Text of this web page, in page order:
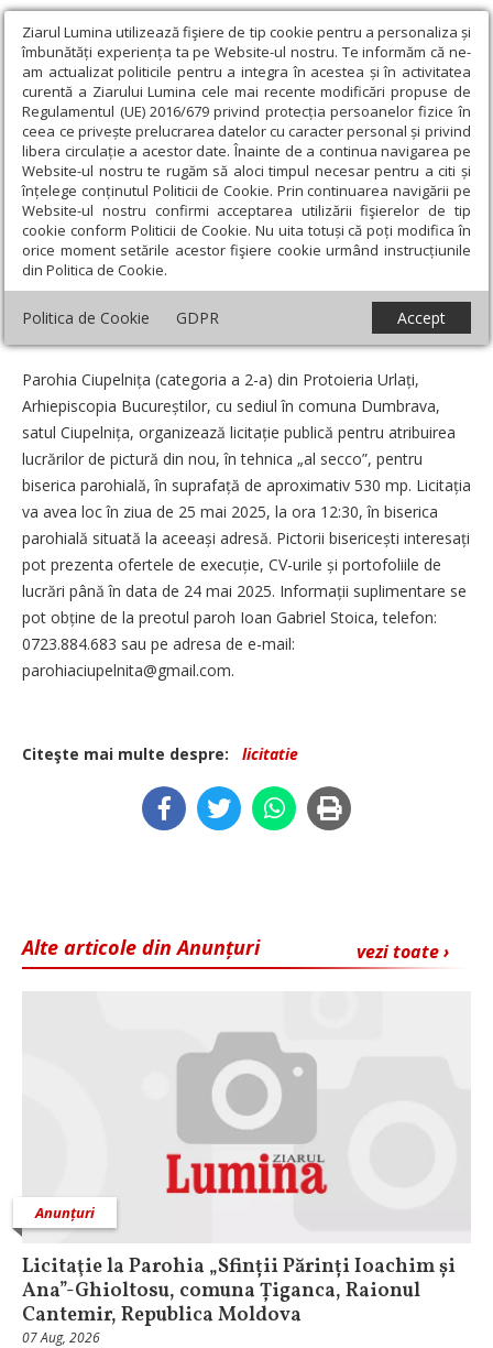
Ziarul Lumina utilizează fişiere de tip cookie pentru a personaliza și
îmbunătăți experiența ta pe Website-ul nostru. Te informăm că ne-
am actualizat politicile pentru a integra în acestea și în activitatea
curentă a Ziarului Lumina cele mai recente modificări propuse de
Regulamentul (UE) 2016/679 privind protecția persoanelor fizice în
ceea ce privește prelucrarea datelor cu caracter personal și privind
libera circulație a acestor date. Înainte de a continua navigarea pe
Website-ul nostru te rugăm să aloci timpul necesar pentru a citi și
înțelege conținutul Politicii de Cookie. Prin continuarea navigării pe
Website-ul nostru confirmi acceptarea utilizării fişierelor de tip
cookie conform Politicii de Cookie. Nu uita totuși că poți modifica în
orice moment setările acestor fişiere cookie urmând instrucțiunile
din Politica de Cookie.
Politica de Cookie GDPR Accept
Ziarul Lumina › Anunțuri › Licitație la Parohia Ciupelnița, județul
Prahova
Licitație la Parohia Ciupelnița, județul
Prahova
Data: 09 Mai 2025
Parohia Ciupelnița (categoria a 2-a) din Protoieria Urlați,
Arhiepiscopia Bucureștilor, cu sediul în comuna Dumbrava,
satul Ciupel­nița, organizează licitație publică pentru atribuirea
lucrărilor de pictură din nou, în tehnica „al secco”, pentru
biserica parohială, în suprafață de aproximativ 530 mp. Licitația
va avea loc în ziua de 25 mai 2025, la ora 12:30, în biserica
parohială situată la aceeași adresă. Pictorii bisericești interesați
pot prezenta ofertele de execuție, CV-urile și portofoliile de
lucrări până în data de 24 mai 2025. Infor­mații suplimentare se
pot obține de la preotul paroh Ioan Gabriel Stoica, telefon:
0723.884.683 sau pe adresa de e-mail:
parohiaciupelnita@gmail.com.
Citeşte mai multe despre: licitatie
vezi toate ›
Alte articole din Anunțuri
Anunțuri
Licitaţie la Parohia „Sfinții Părinți Ioachim și
Ana”-Ghioltosu, comuna Țiganca, Raionul
Cantemir, Republica Moldova
07 Aug, 2026